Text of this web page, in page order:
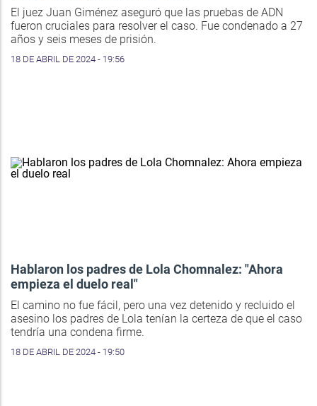
El juez Juan Giménez aseguró que las pruebas de ADN
fueron cruciales para resolver el caso. Fue condenado a 27
años y seis meses de prisión.
18 DE ABRIL DE 2024 - 19:56
Hablaron los padres de Lola Chomnalez: "Ahora
empieza el duelo real"
El camino no fue fácil, pero una vez detenido y recluido el
asesino los padres de Lola tenían la certeza de que el caso
tendría una condena firme.
18 DE ABRIL DE 2024 - 19:50